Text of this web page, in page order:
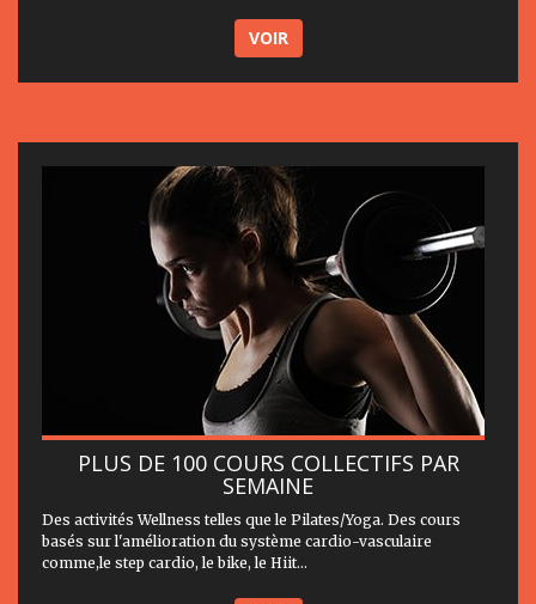
VOIR
PLUS DE 100 COURS COLLECTIFS PAR
SEMAINE
Des activités Wellness telles que le Pilates/Yoga. Des cours
basés sur l'amélioration du système cardio-vasculaire
comme,le step cardio, le bike, le Hiit...